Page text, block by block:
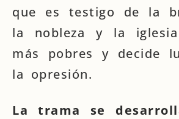
que es testigo de la
la nobleza y la
más pobres y decide
la opresión.
La trama se